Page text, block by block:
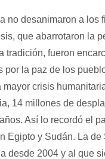
no desanimaron a los
que abarrotaron la
tradición, fueron
por la paz de los
crisis
14 millones de
Así lo recordó el
Egipto y Sudán. La de
desde 2004 y al que